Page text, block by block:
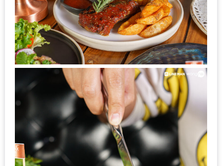
ชิง
รางวัล
กับ
ENEWS
ชวน
อะไร